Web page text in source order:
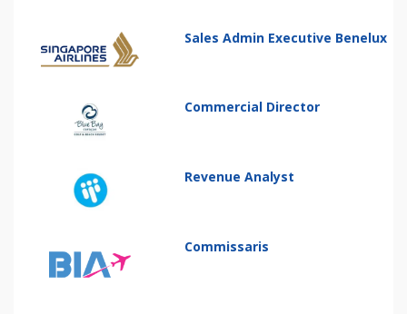
Sales Admin Executive Benelux
Commercial Director
Revenue Analyst
Commissaris